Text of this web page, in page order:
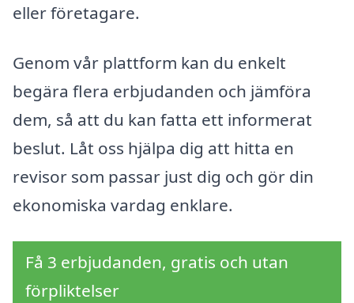
eller företagare.
Genom vår plattform kan du enkelt
begära flera erbjudanden och jämföra
dem, så att du kan fatta ett informerat
beslut. Låt oss hjälpa dig att hitta en
revisor som passar just dig och gör din
ekonomiska vardag enklare.
Få 3 erbjudanden, gratis och utan
förpliktelser